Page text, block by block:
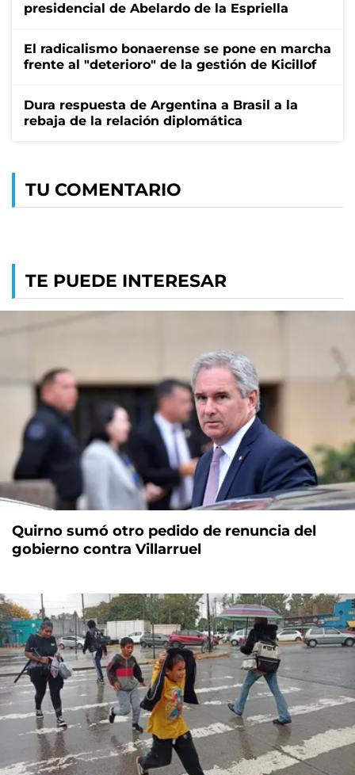
presidencial de Abelardo de la Espriella
El radicalismo bonaerense se pone en marcha
frente al "deterioro" de la gestión de Kicillof
Dura respuesta de Argentina a Brasil a la
rebaja de la relación diplomática
TU COMENTARIO
TE PUEDE INTERESAR
Quirno sumó otro pedido de renuncia del
gobierno contra Villarruel